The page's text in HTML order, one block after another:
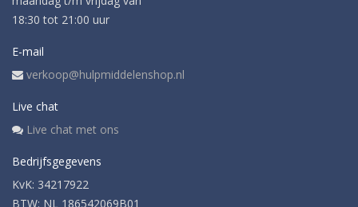
18:30 tot 21:00 uur
E-mail
verkoop@hulpmiddelenshop.nl
Live chat
Live chat met ons
Bedrijfsgegevens
KvK: 34217922
BTW: NL 186542069B01